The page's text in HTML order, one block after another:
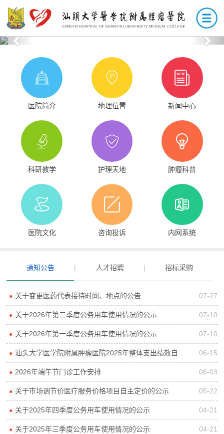
Previous
医院简介 地理位置 新闻中心
科研教学 护理天地 肿瘤科普
医院文化 咨询投诉 内网系统
通知公告 | 人才招聘 | 招标采购
● 关于变更医药代表接待时间、地点的公告 07-27
● 关于2026年第二季度公务用车使用情况的公示 07-10
● 关于2026年第一季度公务用车使用情况的公示 07-10
● 汕头大学医学院附属肿瘤医院2025年整体支出绩效自评报告 06-15
● 2026年端午节门诊工作安排 06-03
● 关于市场调节价医疗服务价格项目自主定价的公示 05-22
● 关于2025年四季度公务用车使用情况的公示 04-21
● 关于2025年三季度公务用车使用情况的公示 04-21